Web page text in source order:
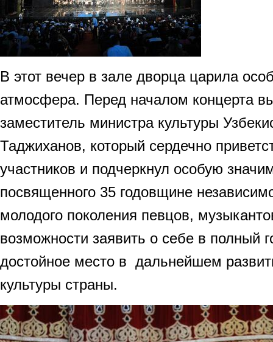
В этот вечер в зале дворца царила
атмосфера. Перед началом концерта
заместитель министра культуры
Таджиханов, который сердечно
участников и подчеркнул особую
посвященного 35 годовщине
молодого поколения певцов,
возможности заявить о себе в полный
достойное место в дальнейшем
культуры страны.